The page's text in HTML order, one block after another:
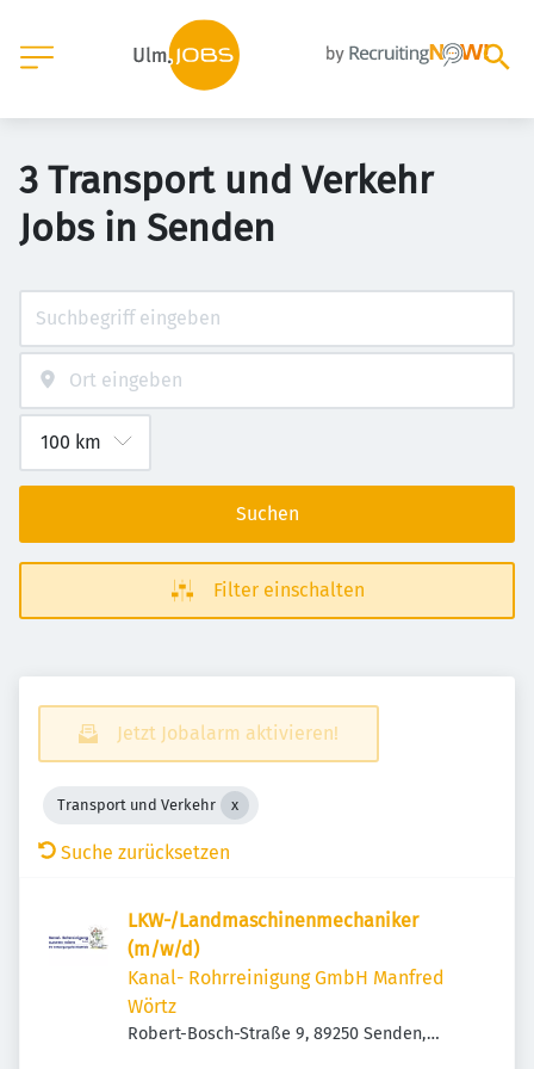
3 Transport und Verkehr
Jobs in Senden
Suchen
Filter einschalten
Jetzt Jobalarm aktivieren!
Transport und Verkehr
Suche zurücksetzen
LKW-/Landmaschinenmechaniker
(m/w/d)
Kanal- Rohrreinigung GmbH Manfred
Wörtz
Robert-Bosch-Straße 9, 89250 Senden,